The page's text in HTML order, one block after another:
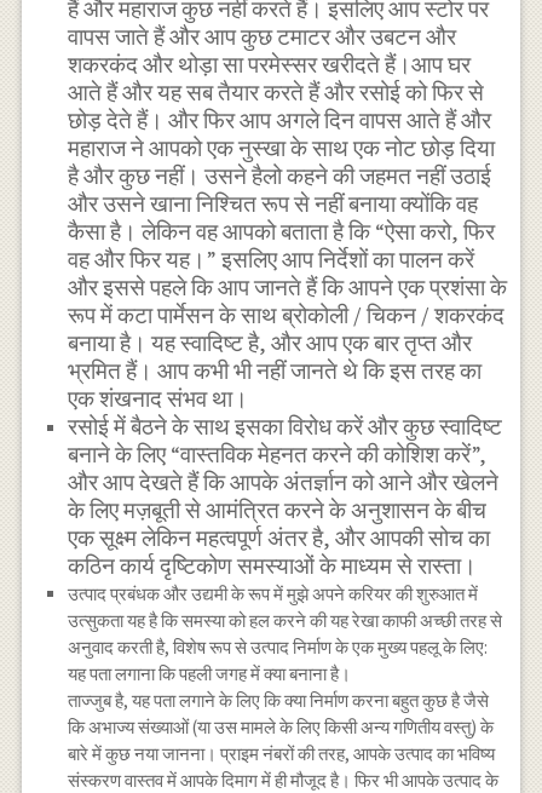
हैं और महाराज कुछ नहीं करते हैं। इसलिए आप स्टोर पर
वापस जाते हैं और आप कुछ टमाटर और उबटन और
शकरकंद और थोड़ा सा परमेस्सर खरीदते हैं।आप घर
आते हैं और यह सब तैयार करते हैं और रसोई को फिर से
छोड़ देते हैं। और फिर आप अगले दिन वापस आते हैं और
महाराज ने आपको एक नुस्खा के साथ एक नोट छोड़ दिया
है और कुछ नहीं। उसने हैलो कहने की जहमत नहीं उठाई
और उसने खाना निश्चित रूप से नहीं बनाया क्योंकि वह
कैसा है। लेकिन वह आपको बताता है कि “ऐसा करो, फिर
वह और फिर यह।” इसलिए आप निर्देशों का पालन करें
और इससे पहले कि आप जानते हैं कि आपने एक प्रशंसा के
रूप में कटा पार्मेसन के साथ ब्रोकोली / चिकन / शकरकंद
बनाया है। यह स्वादिष्ट है, और आप एक बार तृप्त और
भ्रमित हैं। आप कभी भी नहीं जानते थे कि इस तरह का
एक शंखनाद संभव था।
रसोई में बैठने के साथ इसका विरोध करें और कुछ स्वादिष्ट
बनाने के लिए “वास्तविक मेहनत करने की कोशिश करें”,
और आप देखते हैं कि आपके अंतर्ज्ञान को आने और खेलने
के लिए मज़बूती से आमंत्रित करने के अनुशासन के बीच
एक सूक्ष्म लेकिन महत्वपूर्ण अंतर है, और आपकी सोच का
कठिन कार्य दृष्टिकोण समस्याओं के माध्यम से रास्ता।
उत्पाद प्रबंधक और उद्यमी के रूप में मुझे अपने करियर की शुरुआत में
उत्सुकता यह है कि समस्या को हल करने की यह रेखा काफी अच्छी तरह से
अनुवाद करती है, विशेष रूप से उत्पाद निर्माण के एक मुख्य पहलू के लिए:
यह पता लगाना कि पहली जगह में क्या बनाना है।
ताज्जुब है, यह पता लगाने के लिए कि क्या निर्माण करना बहुत कुछ है जैसे
कि अभाज्य संख्याओं (या उस मामले के लिए किसी अन्य गणितीय वस्तु) के
बारे में कुछ नया जानना। प्राइम नंबरों की तरह, आपके उत्पाद का भविष्य
संस्करण वास्तव में आपके दिमाग में ही मौजूद है। फिर भी आपके उत्पाद के